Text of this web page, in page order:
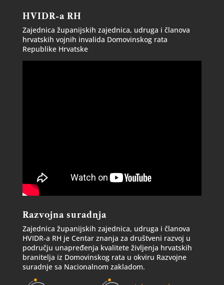
HVIDR-a RH
Zajednica županijskih zajednica, udruga i članova
hrvatskih vojnih invalida Domovinskog rata
Republike Hrvatske
Razvojna suradnja
Zajednica županijskih zajednica, udruga i članova
HVIDR-a RH je Centar znanja za društveni razvoj u
području unapređenja kvalitete življenja hrvatskih
branitelja iz Domovinskog rata u okviru Razvojne
suradnje sa Nacionalnom zakladom.